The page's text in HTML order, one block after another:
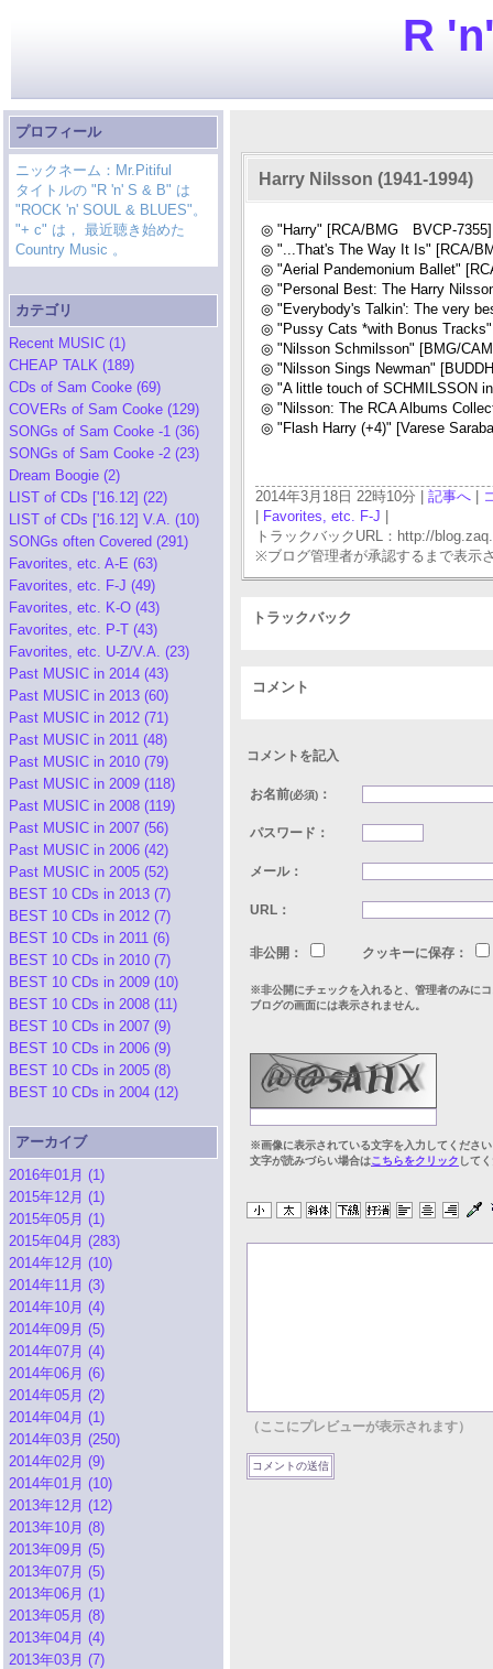
R
プロフィール
ニックネーム：Mr.Pitiful
タイトルの "R 'n' S & B" は
"ROCK 'n' SOUL & BLUES"。
"+ c" は， 最近聴き始めた
Country Music 。
カテゴリ
Recent MUSIC (1)
CHEAP TALK (189)
CDs of Sam Cooke (69)
COVERs of Sam Cooke (129)
SONGs of Sam Cooke -1 (36)
SONGs of Sam Cooke -2 (23)
Dream Boogie (2)
LIST of CDs ['16.12] (22)
LIST of CDs ['16.12] V.A. (10)
SONGs often Covered (291)
Favorites, etc. A-E (63)
Favorites, etc. F-J (49)
Favorites, etc. K-O (43)
Favorites, etc. P-T (43)
Favorites, etc. U-Z/V.A. (23)
Past MUSIC in 2014 (43)
Past MUSIC in 2013 (60)
Past MUSIC in 2012 (71)
Past MUSIC in 2011 (48)
Past MUSIC in 2010 (79)
Past MUSIC in 2009 (118)
Past MUSIC in 2008 (119)
Past MUSIC in 2007 (56)
Past MUSIC in 2006 (42)
Past MUSIC in 2005 (52)
BEST 10 CDs in 2013 (7)
BEST 10 CDs in 2012 (7)
BEST 10 CDs in 2011 (6)
BEST 10 CDs in 2010 (7)
BEST 10 CDs in 2009 (10)
BEST 10 CDs in 2008 (11)
BEST 10 CDs in 2007 (9)
BEST 10 CDs in 2006 (9)
BEST 10 CDs in 2005 (8)
BEST 10 CDs in 2004 (12)
アーカイブ
2016年01月 (1)
2015年12月 (1)
2015年05月 (1)
2015年04月 (283)
2014年12月 (10)
2014年11月 (3)
2014年10月 (4)
2014年09月 (5)
2014年07月 (4)
2014年06月 (6)
2014年05月 (2)
2014年04月 (1)
2014年03月 (250)
2014年02月 (9)
2014年01月 (10)
2013年12月 (12)
2013年10月 (8)
2013年09月 (5)
2013年07月 (5)
2013年06月 (1)
2013年05月 (8)
2013年04月 (4)
2013年03月 (7)
Harry Nilsson (1941-1994)
◎ "Harry" [RCA/BMG BVCP-7355]
◎ "...That's The Way It Is" [RCA/
◎ "Aerial Pandemonium Ballet"
◎ "Personal Best: The Harry
◎ "Everybody's Talkin': The very
◎ "Pussy Cats *with Bonus
◎ "Nilsson Schmilsson" [BMG/
◎ "Nilsson Sings Newman"
◎ "A little touch of SCHMILSSON
◎ "Nilsson: The RCA Albums
◎ "Flash Harry (+4)" [Varese
2014年3月18日 22時10分 | 記事へ
Favorites, etc. F-J
トラックバックURL：http://
※ブログ管理者が承認するまで表示
トラックバック
コメント
コメントを記入
お名前(必須) ：
パスワード：
メール：
URL：
非公開： クッキーに保存：
※非公開にチェックを入れると、管理者のみに
ブログの画面には表示されません。
※画像に表示されている文字を入力してくださ
文字が読みづらい場合はこちらをクリック して
（ここにプレビューが表示されます）